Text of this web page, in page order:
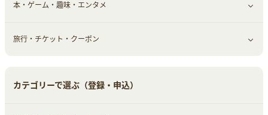
美容食品
生活雑貨・家具インテリア
赤ちゃん・こども・マタニティ
フラワー
習い事・学習・学校
すべて見る
オフィス・文具
本・ゲーム・趣味・エンタメ
すべて見る
旅行・チケット・クーポン
カテゴリーで選ぶ（登録・申込）